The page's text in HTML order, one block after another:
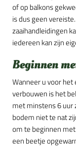
of op balkons
is dus geen
zaaihandleidingen
iedereen kan zijn
Beginnen
Wanneer u voor
verbouwen is het
met minstens 6 uur
bodem niet te nat
om te beginnen
een beetje